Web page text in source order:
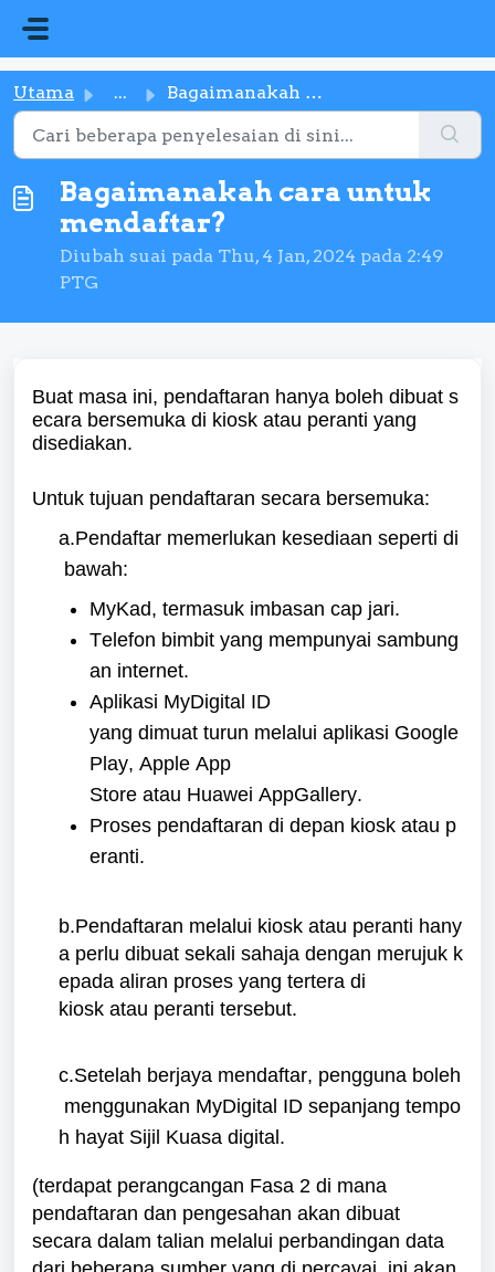
Utama ... Bagaimanakah cara untuk mendaftar?
Bagaimanakah cara untuk
mendaftar?
Diubah suai pada Thu, 4 Jan, 2024 pada 2:49
PTG
Buat masa ini, pendaftaran hanya boleh dibuat s
ecara bersemuka di kiosk atau peranti yang
disediakan.
Untuk tujuan pendaftaran secara bersemuka:
a.Pendaftar memerlukan kesediaan seperti di
bawah:
MyKad, termasuk imbasan cap jari.
Telefon bimbit yang mempunyai sambung
an internet.
Aplikasi MyDigital ID
yang dimuat turun melalui aplikasi Google
Play, Apple App
Store atau Huawei AppGallery.
Proses pendaftaran di depan kiosk atau p
eranti.
b.Pendaftaran melalui kiosk atau peranti hany
a perlu dibuat sekali sahaja dengan merujuk k
epada aliran proses yang tertera di
kiosk atau peranti tersebut.
c.Setelah berjaya mendaftar, pengguna boleh
menggunakan MyDigital ID sepanjang tempo
h hayat Sijil Kuasa digital.
(terdapat perangcangan Fasa 2 di mana
pendaftaran dan pengesahan akan dibuat
secara dalam talian melalui perbandingan data